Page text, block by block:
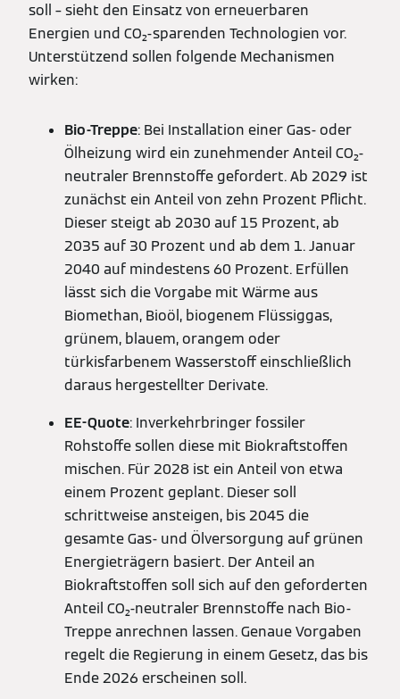
soll – sieht den Einsatz von erneuerbaren
Energien und CO₂-sparenden Technologien vor.
Unterstützend sollen folgende Mechanismen
wirken:
Bio-Treppe: Bei Installation einer Gas- oder
Ölheizung wird ein zunehmender Anteil CO₂-
neutraler Brennstoffe gefordert. Ab 2029 ist
zunächst ein Anteil von zehn Prozent Pflicht.
Dieser steigt ab 2030 auf 15 Prozent, ab
2035 auf 30 Prozent und ab dem 1. Januar
2040 auf mindestens 60 Prozent. Erfüllen
lässt sich die Vorgabe mit Wärme aus
Biomethan, Bioöl, biogenem Flüssiggas,
grünem, blauem, orangem oder
türkisfarbenem Wasserstoff einschließlich
daraus hergestellter Derivate.
EE-Quote: Inverkehrbringer fossiler
Rohstoffe sollen diese mit Biokraftstoffen
mischen. Für 2028 ist ein Anteil von etwa
einem Prozent geplant. Dieser soll
schrittweise ansteigen, bis 2045 die
gesamte Gas- und Ölversorgung auf grünen
Energieträgern basiert. Der Anteil an
Biokraftstoffen soll sich auf den geforderten
Anteil CO₂-neutraler Brennstoffe nach Bio-
Treppe anrechnen lassen. Genaue Vorgaben
regelt die Regierung in einem Gesetz, das bis
Ende 2026 erscheinen soll.